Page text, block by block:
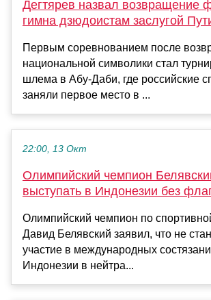
Дегтярев назвал возвращение
гимна дзюдоистам заслугой
Первым соревнованием после
национальной символики стал
шлема в Абу-Даби, где российские
заняли первое место в ...
22:00, 13 Окт
Олимпийский чемпион
выступать в Индонезии без
Олимпийский чемпион по
Давид Белявский заявил, что не
участие в международных
Индонезии в нейтра...